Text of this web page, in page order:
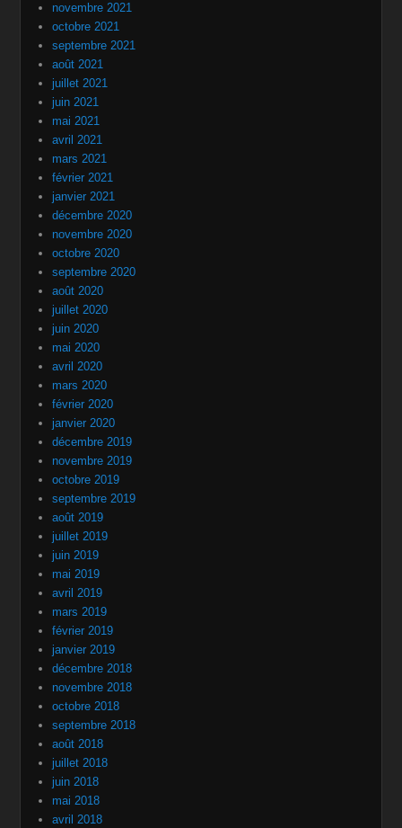
novembre 2021
octobre 2021
septembre 2021
août 2021
juillet 2021
juin 2021
mai 2021
avril 2021
mars 2021
février 2021
janvier 2021
décembre 2020
novembre 2020
octobre 2020
septembre 2020
août 2020
juillet 2020
juin 2020
mai 2020
avril 2020
mars 2020
février 2020
janvier 2020
décembre 2019
novembre 2019
octobre 2019
septembre 2019
août 2019
juillet 2019
juin 2019
mai 2019
avril 2019
mars 2019
février 2019
janvier 2019
décembre 2018
novembre 2018
octobre 2018
septembre 2018
août 2018
juillet 2018
juin 2018
mai 2018
avril 2018